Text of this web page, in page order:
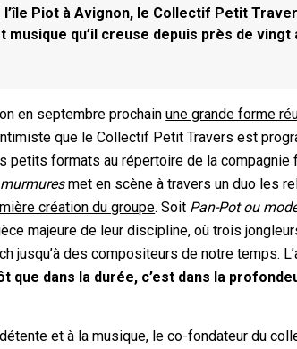
Piot à Avignon, le Collectif Petit
qu’il creuse depuis près de vingt
en septembre prochainune grande forme
que le Collectif Petit Travers est
petits formats au répertoire de la compagnie
murmuresmet en scène à travers un duo les
création du groupe. Soit Pan-Pot ou
majeure de leur discipline, où trois
jusqu’à des compositeurs de notre temps.
que dans la durée, c’est dans la
et à la musique, le co-fondateur du